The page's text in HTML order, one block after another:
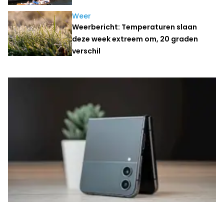
Weer
Weerbericht: Temperaturen slaan
deze week extreem om, 20 graden
verschil
Laatste nieuws